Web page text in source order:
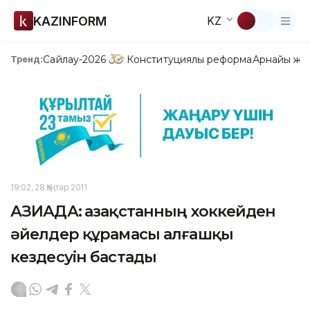
KAZINFORM KZ
Тренд:Сайлау-2026 Конституциялық реформаАрнайы
19:02, 28 Қаңтар 2011
АЗИАДА: Қазақстанның хоккейден
әйелдер құрамасы алғашқы
кездесуін бастады